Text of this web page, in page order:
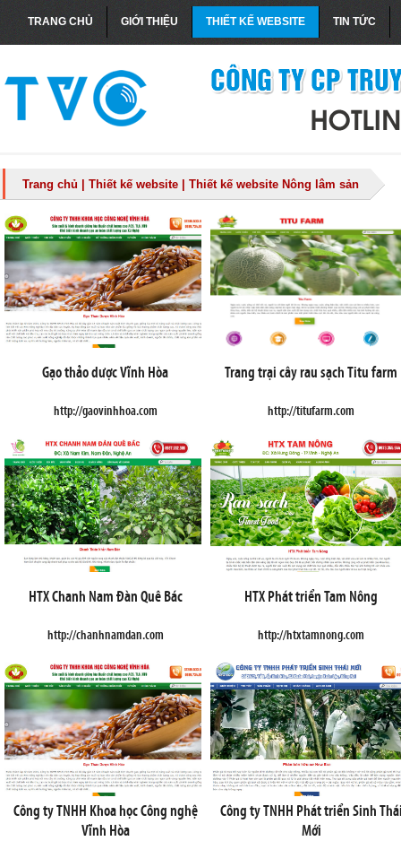
TRANG CHỦ GIỚI THIỆU THIẾT KẾ WEBSITE TIN TỨC
Trang chủ Thiết kế website Thiết kế website Nông lâm sản
Gạo thảo dược Vĩnh Hòa
http://gaovinhhoa.com
Trang trại cây rau sạch Titu farm
http://titufarm.com
HTX Chanh Nam Đàn Quê Bác
http://chanhnamdan.com
HTX Phát triển Tam Nông
http://htxtamnong.com
Công ty TNHH Khoa học Công nghệ
Vĩnh Hòa
Công ty TNHH Phát triển Sinh
Mới